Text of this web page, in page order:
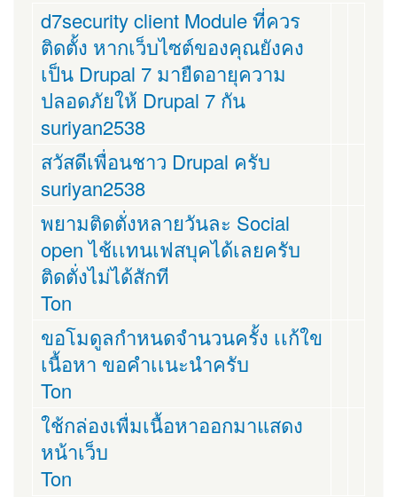
d7security client Module ที่ควร
ติดตั้ง หากเว็บไซต์ของคุณยังคง
เป็น Drupal 7 มายืดอายุความ
ปลอดภัยให้ Drupal 7 กัน
suriyan2538
สวัสดีเพื่อนชาว Drupal ครับ
suriyan2538
พยามติดตั่งหลายวันละ Social
open ไช้เเทนเฟสบุคได้เลยครับ
ติดตั่งไม่ได้สักที
Ton
ขอโมดูลกำหนดจำนวนครั้ง เเก้ใข
เนื้อหา ขอคำเเนะนำครับ
Ton
ใช้กล่องเพื่มเนื้อหาออกมาแสดง
หน้าเว็บ
Ton